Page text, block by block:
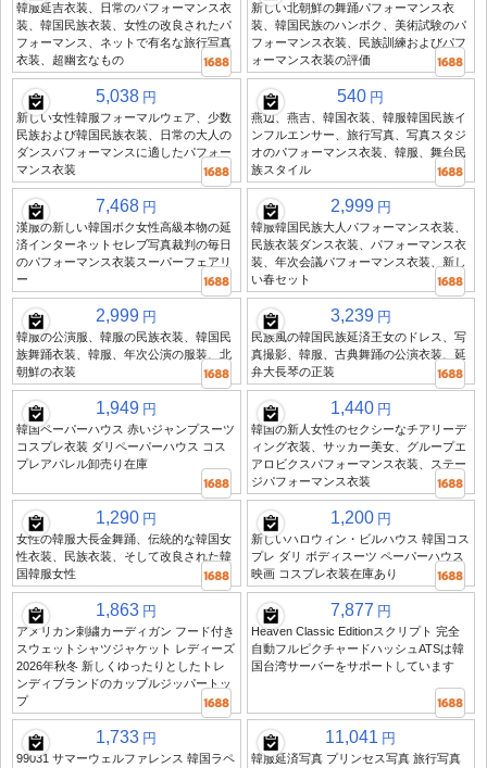
韓服延吉衣装、日常のパフォーマンス衣
装、韓国民族衣装、女性の改良されたパ
フォーマンス、ネットで有名な旅行写真
衣装、超幽玄なもの
新しい北朝鮮の舞踊パフォーマンス衣
装、韓国民族のハンボク、美術試験のパ
フォーマンス衣装、民族訓練およびパフ
ォーマンス衣装の評価
5,038 円
新しい女性韓服フォーマルウェア、少数
民族および韓国民族衣装、日常の大人の
ダンスパフォーマンスに適したパフォー
マンス衣装
540 円
燕辺、燕吉、韓国衣装、韓服韓国民族イ
ンフルエンサー、旅行写真、写真スタジ
オのパフォーマンス衣装、韓服、舞台民
族スタイル
7,468 円
漢服の新しい韓国ボク女性高級本物の延
済インターネットセレブ写真裁判の毎日
のパフォーマンス衣装スーパーフェアリ
ー
2,999 円
韓服韓国民族大人パフォーマンス衣装、
民族衣装ダンス衣装、パフォーマンス衣
装、年次会議パフォーマンス衣装、新し
い春セット
2,999 円
韓服の公演服、韓服の民族衣装、韓国民
族舞踊衣装、韓服、年次公演の服装、北
朝鮮の衣装
3,239 円
民族風の韓国民族延済王女のドレス、写
真撮影、韓服、古典舞踊の公演衣装、延
弁大長琴の正装
1,949 円
韓国ペーパーハウス 赤いジャンプスーツ
コスプレ衣装 ダリペーパーハウス コス
プレアパレル卸売り在庫
1,440 円
韓国の新人女性のセクシーなチアリーデ
ィング衣装、サッカー美女、グループエ
アロビクスパフォーマンス衣装、ステー
ジパフォーマンス衣装
1,290 円
女性の韓服大長金舞踊、伝統的な韓国女
性衣装、民族衣装、そして改良された韓
国韓服女性
1,200 円
新しいハロウィン・ビルハウス 韓国コス
プレ ダリ ボディスーツ ペーパーハウス
映画 コスプレ衣装在庫あり
1,863 円
アメリカン刺繍カーディガン フード付き
スウェットシャツジャケット レディーズ
2026年秋冬 新しくゆったりとしたトレ
ンディブランドのカップルジッパートッ
プ
7,877 円
Heaven Classic Editionスクリプト 完全
自動フルピクチャードハッシュATSは韓
国台湾サーバーをサポートしています
1,733 円
99031 サマーウェルファレンス 韓国ラペ
11,041 円
韓服延済写真 プリンセス写真 旅行写真